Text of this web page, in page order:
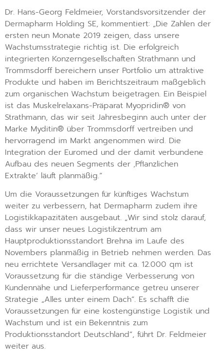
Dr. Hans-Georg Feldmeier, Vorstandsvorsitzender der
Dermapharm Holding SE, kommentiert: „Die Zahlen der
ersten neun Monate 2019 zeigen, dass unsere
Wachstumsstrategie richtig ist. Die erfolgreich
integrierten Konzerngesellschaften Strathmann und
Trommsdorff bereichern unser Portfolio um attraktive
Produkte und haben im Berichtszeitraum maßgeblich
zum organischen Wachstum beigetragen. Ein Beispiel
ist das Muskelrelaxans-Präparat Myopridin® von
Strathmann, das wir seit Jahresbeginn auch unter der
Marke Myditin® über Trommsdorff vertreiben und
hervorragend im Markt angenommen wird. Die
Integration der Euromed und der damit verbundene
Aufbau des neuen Segments der ‚Pflanzlichen
Extrakte‘ läuft planmäßig.“
Um die Voraussetzungen für künftiges Wachstum
weiter zu verbessern, hat Dermapharm zudem ihre
Logistikkapazitäten ausgebaut. „Wir sind stolz darauf,
dass wir unser neues Logistikzentrum am
Hauptproduktionsstandort Brehna im Laufe des
Novembers planmäßig in Betrieb nehmen werden. Das
neu errichtete Versandlager mit ca. 12.000 qm ist
Voraussetzung für die ständige Verbesserung von
Kundennähe und Lieferperformance getreu unserer
Strategie „Alles unter einem Dach“. Es schafft die
Voraussetzungen für eine kostengünstige Logistik und
Wachstum und ist ein Bekenntnis zum
Produktionsstandort Deutschland“, führt Dr. Feldmeier
weiter aus.